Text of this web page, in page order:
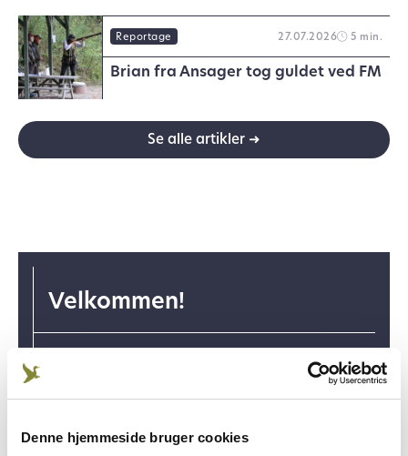
Denne hjemmeside bruger cookies
Reportage 27.07.2026 5 min.
Brian fra Ansager tog guldet ved FM
Se alle artikler ➜
Velkommen!
Som medlem har du adgang til alt, hvad den
nye hjemmeside har at byde på. Men alt det
e-mailadresse er opdateret, så du ikke går